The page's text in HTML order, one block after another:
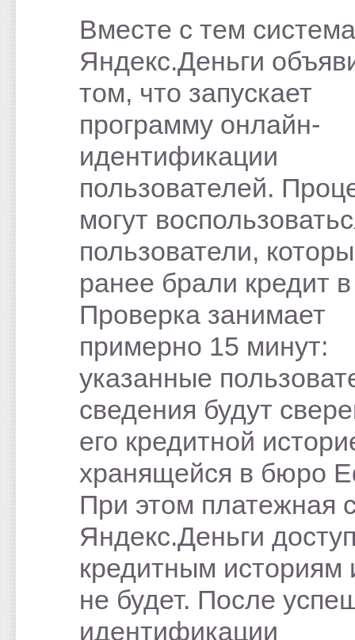
Вместе с тем система
Яндекс.Деньги
том, что запускает
программу онлайн-
идентификации
пользователей.
могут
пользователи,
ранее брали кредит
Проверка занимает
примерно 15 минут:
указанные
сведения будут
его кредитной
хранящейся в бюро
При этом платежная
Яндекс.Деньги
кредитным историям
не будет. После
идентификации